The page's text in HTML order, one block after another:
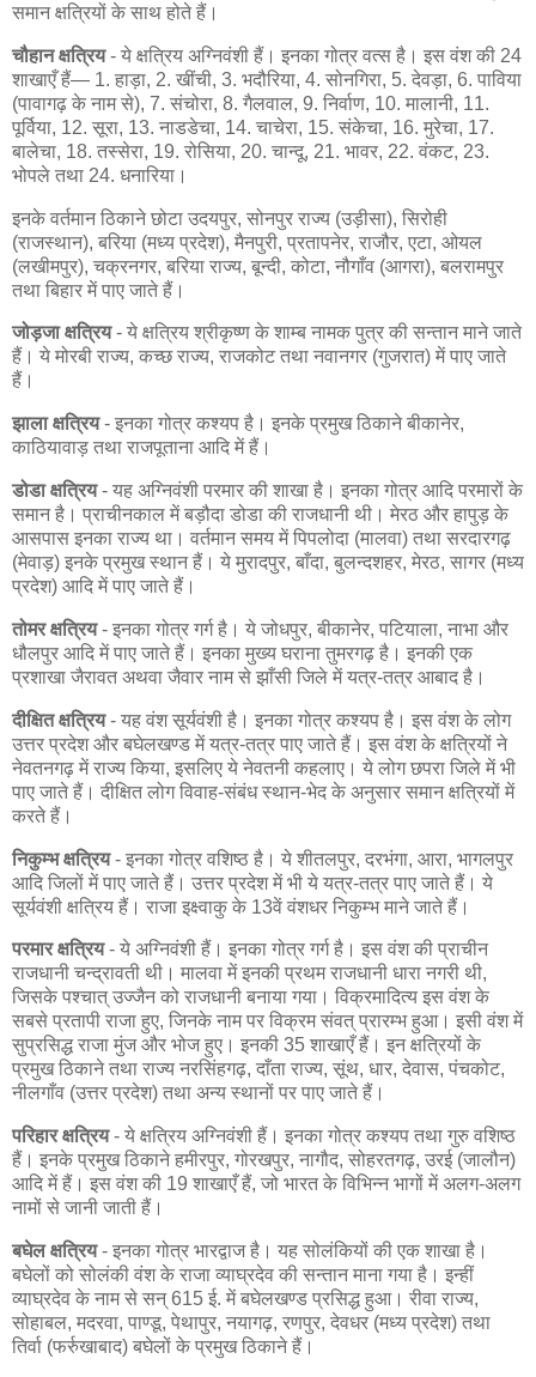
समान क्षत्रियों के साथ होते हैं।
चौहान क्षत्रिय- ये क्षत्रिय अग्निवंशी हैं। इनका गोत्र वत्स है। इस वंश की 24
शाखाएँ हैं— 1. हाड़ा, 2. खींची, 3. भदौरिया, 4. सोनगिरा, 5. देवड़ा, 6. पाविया
(पावागढ़ के नाम से), 7. संचोरा, 8. गैलवाल, 9. निर्वाण, 10. मालानी, 11.
पूर्विया, 12. सूरा, 13. नाडडेचा, 14. चाचेरा, 15. संकेचा, 16. मुरेचा, 17.
बालेचा, 18. तस्सेरा, 19. रोसिया, 20. चान्दू, 21. भावर, 22. वंकट, 23.
भोपले तथा 24. धनारिया।
इनके वर्तमान ठिकाने छोटा उदयपुर, सोनपुर राज्य (उड़ीसा), सिरोही
(राजस्थान), बरिया (मध्य प्रदेश), मैनपुरी, प्रतापनेर, राजौर, एटा, ओयल
(लखीमपुर), चक्रनगर, बरिया राज्य, बून्दी, कोटा, नौगाँव (आगरा), बलरामपुर
तथा बिहार में पाए जाते हैं।
जोड़जा क्षत्रिय- ये क्षत्रिय श्रीकृष्ण के शाम्ब नामक पुत्र की सन्तान माने जाते
हैं। ये मोरबी राज्य, कच्छ राज्य, राजकोट तथा नवानगर (गुजरात) में पाए जाते
हैं।
झाला क्षत्रिय- इनका गोत्र कश्यप है। इनके प्रमुख ठिकाने बीकानेर,
काठियावाड़ तथा राजपूताना आदि में हैं।
डोडा क्षत्रिय- यह अग्निवंशी परमार की शाखा है। इनका गोत्र आदि परमारों के
समान है। प्राचीनकाल में बड़ौदा डोडा की राजधानी थी। मेरठ और हापुड़ के
आसपास इनका राज्य था। वर्तमान समय में पिपलोदा (मालवा) तथा सरदारगढ़
(मेवाड़) इनके प्रमुख स्थान हैं। ये मुरादपुर, बाँदा, बुलन्दशहर, मेरठ, सागर (मध्य
प्रदेश) आदि में पाए जाते हैं।
तोमर क्षत्रिय- इनका गोत्र गर्ग है। ये जोधपुर, बीकानेर, पटियाला, नाभा और
धौलपुर आदि में पाए जाते हैं। इनका मुख्य घराना तुमरगढ़ है। इनकी एक
प्रशाखा जैरावत अथवा जैवार नाम से झाँसी जिले में यत्र-तत्र आबाद है।
दीक्षित क्षत्रिय- यह वंश सूर्यवंशी है। इनका गोत्र कश्यप है। इस वंश के लोग
उत्तर प्रदेश और बघेलखण्ड में यत्र-तत्र पाए जाते हैं। इस वंश के क्षत्रियों ने
नेवतनगढ़ में राज्य किया, इसलिए ये नेवतनी कहलाए। ये लोग छपरा जिले में भी
पाए जाते हैं। दीक्षित लोग विवाह-संबंध स्थान-भेद के अनुसार समान क्षत्रियों में
करते हैं।
निकुम्भ क्षत्रिय- इनका गोत्र वशिष्ठ है। ये शीतलपुर, दरभंगा, आरा, भागलपुर
आदि जिलों में पाए जाते हैं। उत्तर प्रदेश में भी ये यत्र-तत्र पाए जाते हैं। ये
सूर्यवंशी क्षत्रिय हैं। राजा इक्ष्वाकु के 13वें वंशधर निकुम्भ माने जाते हैं।
परमार क्षत्रिय- ये अग्निवंशी हैं। इनका गोत्र गर्ग है। इस वंश की प्राचीन
राजधानी चन्द्रावती थी। मालवा में इनकी प्रथम राजधानी धारा नगरी थी,
जिसके पश्चात् उज्जैन को राजधानी बनाया गया। विक्रमादित्य इस वंश के
सबसे प्रतापी राजा हुए, जिनके नाम पर विक्रम संवत् प्रारम्भ हुआ। इसी वंश में
सुप्रसिद्ध राजा मुंज और भोज हुए। इनकी 35 शाखाएँ हैं। इन क्षत्रियों के
प्रमुख ठिकाने तथा राज्य नरसिंहगढ़, दाँता राज्य, सूंथ, धार, देवास, पंचकोट,
नीलगाँव (उत्तर प्रदेश) तथा अन्य स्थानों पर पाए जाते हैं।
परिहार क्षत्रिय- ये क्षत्रिय अग्निवंशी हैं। इनका गोत्र कश्यप तथा गुरु वशिष्ठ
हैं। इनके प्रमुख ठिकाने हमीरपुर, गोरखपुर, नागौद, सोहरतगढ़, उरई (जालौन)
आदि में हैं। इस वंश की 19 शाखाएँ हैं, जो भारत के विभिन्न भागों में अलग-अलग
नामों से जानी जाती हैं।
बघेल क्षत्रिय- इनका गोत्र भारद्वाज है। यह सोलंकियों की एक शाखा है।
बघेलों को सोलंकी वंश के राजा व्याघ्रदेव की सन्तान माना गया है। इन्हीं
व्याघ्रदेव के नाम से सन् 615 ई. में बघेलखण्ड प्रसिद्ध हुआ। रीवा राज्य,
सोहाबल, मदरवा, पाण्डू, पेथापुर, नयागढ़, रणपुर, देवधर (मध्य प्रदेश) तथा
तिर्वा (फर्रुखाबाद) बघेलों के प्रमुख ठिकाने हैं।